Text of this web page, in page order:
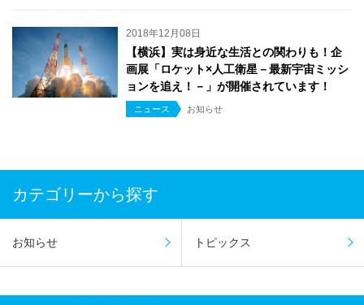
2018年12月08日
【横浜】実は身近な生活との関わりも！企
画展「ロケット×人工衛星－最新宇宙ミッシ
ョンを追え！－」が開催されています！
ニュース お知らせ
カテゴリーから探す
お知らせ トピックス